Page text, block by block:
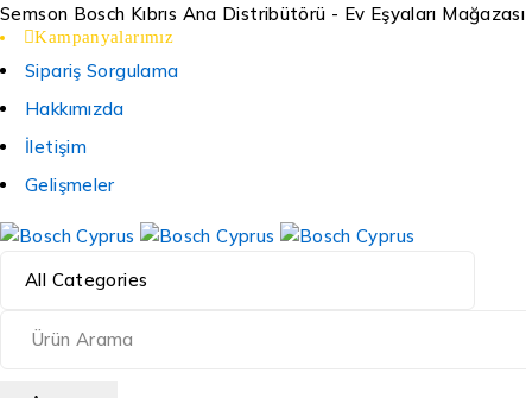
Semson Bosch Kıbrıs Ana Distribütörü - Ev Eşyaları Mağazası
Kampanyalarımız
Sipariş Sorgulama
Hakkımızda
İletişim
Gelişmeler